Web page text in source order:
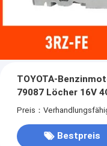
TOYOTA-
79087 Löcher 16V
Preis：
Bestpreis